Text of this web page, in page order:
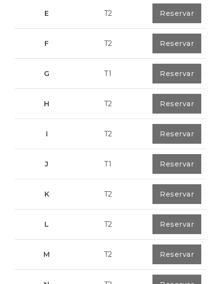
E T2 89,2 m²
Reservar
F T2 89,55 m²
Reservar
G T1 55,30 m²
Reservar
H T2 89,50 m²
Reservar
I T2 91,75 m²
Reservar
J T1 67,6 m²
Reservar
K T2 91,75 m²
Reservar
L T2 80,40 m²
Reservar
M T2 108,00 m²
Reservar